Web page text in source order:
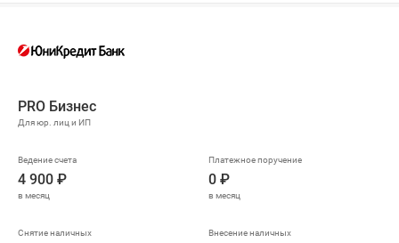
PRO Бизнес
4 900 ₽ 0 ₽